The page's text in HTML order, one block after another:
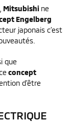
Mitsubishi ne
Engelberg
japonais c’est
que
concept
d’être